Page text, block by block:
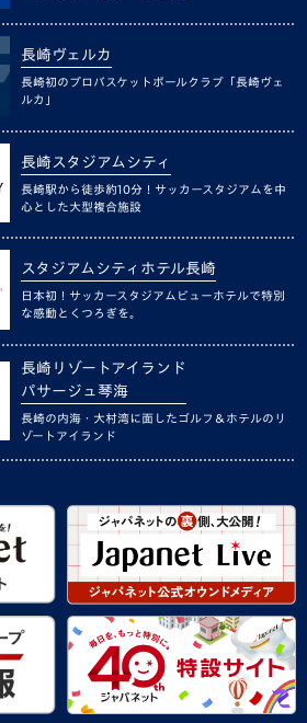
長崎ヴェルカ
長崎初のプロバスケットボールクラブ「長崎ヴェ
ルカ」
長崎スタジアムシティ
長崎駅から徒歩約10分！サッカースタジアムを中
心とした大型複合施設
スタジアムシティホテル長崎
日本初！サッカースタジアムビューホテルで特別
な感動とくつろぎを。
長崎リゾートアイランド
パサージュ琴海
長崎の内海・大村湾に面したゴルフ＆ホテルのリ
ゾートアイランド